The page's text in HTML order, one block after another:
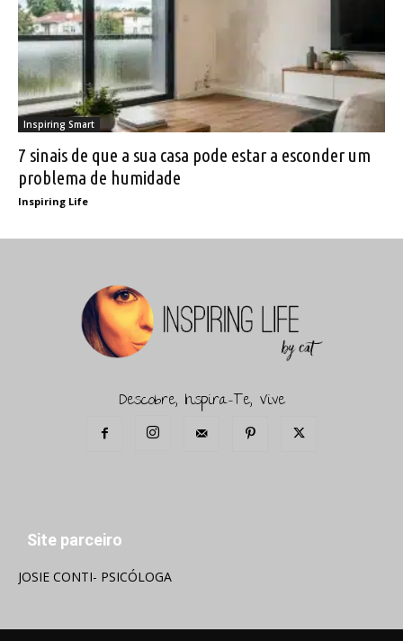
Inspiring Smart
7 sinais de que a sua casa pode estar a esconder um
problema de humidade
Inspiring Life
Descobre, Inspira-Te, Vive
Site parceiro
JOSIE CONTI- PSICÓLOGA